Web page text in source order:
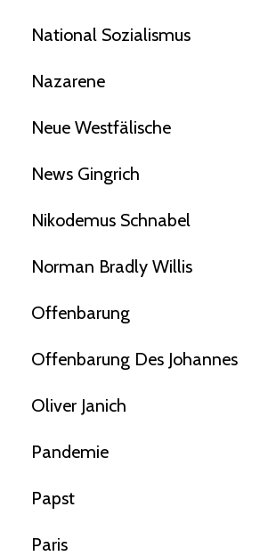
National Sozialismus
Nazarene
Neue Westfälische
News Gingrich
Nikodemus Schnabel
Norman Bradly Willis
Offenbarung
Offenbarung Des Johannes
Oliver Janich
Pandemie
Papst
Paris